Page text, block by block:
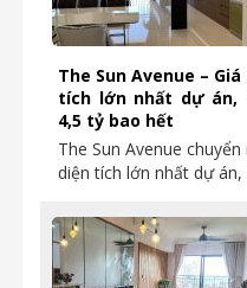
The Sun Avenue –
tích lớn nhất dự án,
4,5 tỷ bao hết
The Sun Avenue
diện tích lớn nhất dự